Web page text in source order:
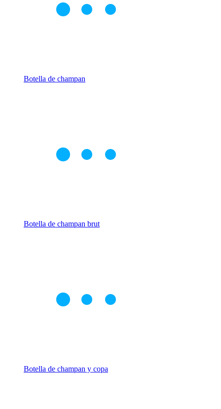
Botella de champan
Botella de champan brut
Botella de champan y copa